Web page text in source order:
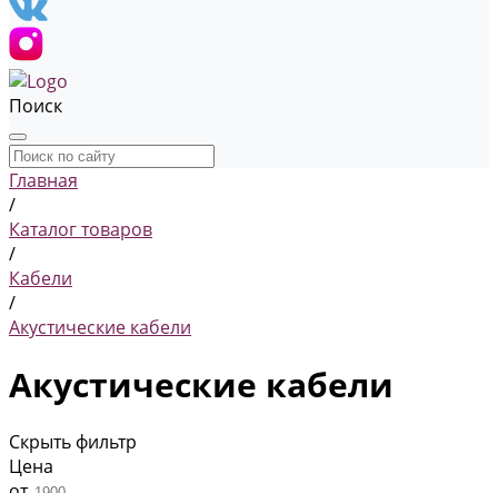
Поиск
Главная
/
Каталог товаров
/
Кабели
/
Акустические кабели
Акустические кабели
Скрыть фильтр
Цена